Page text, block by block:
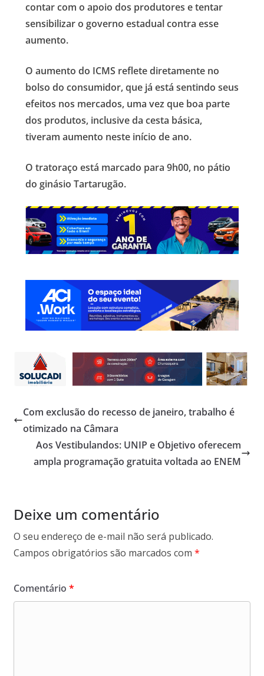
contar com o apoio dos produtores e tentar
sensibilizar o governo estadual contra esse
aumento.
O aumento do ICMS reflete diretamente no
bolso do consumidor, que já está sentindo seus
efeitos nos mercados, uma vez que boa parte
dos produtos, inclusive da cesta básica,
tiveram aumento neste início de ano.
O tratoraço está marcado para 9h00, no pátio
do ginásio Tartarugão.
Com exclusão do recesso de janeiro, trabalho é
otimizado na Câmara
Aos Vestibulandos: UNIP e Objetivo oferecem
ampla programação gratuita voltada ao ENEM
Deixe um comentário
O seu endereço de e-mail não será publicado.
Campos obrigatórios são marcados com *
Comentário *